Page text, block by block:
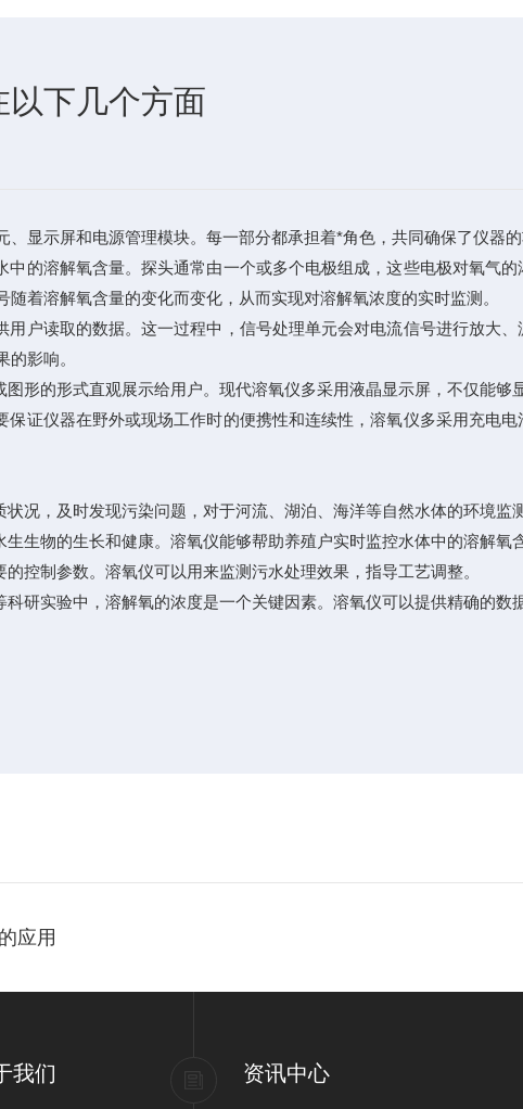
下几个方面
示屏和电源管理模块。每一部分都承担着*角色，共同确保了仪器的
溶解氧含量。探头通常由一个或多个电极组成，这些电极对氧气
着溶解氧含量的变化而变化，从而实现对溶解氧浓度的实时监测。
读取的数据。这一过程中，信号处理单元会对电流信号进行放大
影响。
的形式直观展示给用户。现代溶氧仪多采用液晶显示屏，不仅能够
仪器在野外或现场工作时的便携性和连续性，溶氧仪多采用充电
，及时发现污染问题，对于河流、湖泊、海洋等自然水体的环境监测
物的生长和健康。溶氧仪能够帮助养殖户实时监控水体中的溶解氧
制参数。溶氧仪可以用来监测污水处理效果，指导工艺调整。
实验中，溶解氧的浓度是一个关键因素。溶氧仪可以提供精确的数
应用
我们 资讯中心